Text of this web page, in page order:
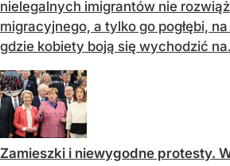
nielegalnych imigrantów nie
migracyjnego, a tylko go pogłębi,
gdzie kobiety boją się wychodzić
Zamieszki i niewygodne protesty.